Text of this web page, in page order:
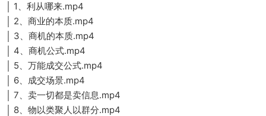
│ 1、利从哪来.mp4
│ 2、商业的本质.mp4
│ 3、商机的本质.mp4
│ 4、商机公式.mp4
│ 5、万能成交公式.mp4
│ 6、成交场景.mp4
│ 7、卖一切都是卖信息.mp4
│ 8、物以类聚人以群分.mp4